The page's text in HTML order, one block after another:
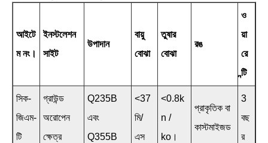
আইটে
ম নং।
ইনস্টলেশন
সাইট
উপাদান
বায়ু
বোঝা
তুষার
বোঝা
রঙ
ও
য়া
রে
ন্টি
সিক-
জিএম-
টি
গ্রাউন্ড
অরোপেন
ক্ষেত্র
Q235B
এবং
Q355B
<37
মি/
এস
<0.8k
n /
ko।
প্রাকৃতিক বা
কাস্টমাইজড
3
বছ
র